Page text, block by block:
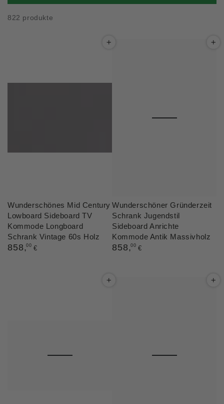
822 produkte
Wunderschönes Mid Century
Lowboard Sideboard TV
Kommode Longboard
Schrank Vintage 60s Holz
Regulärer
858,00 €
Wunderschöner Gründerzeit
Schrank Jugendstil
Sideboard Anrichte
Kommode Antik Massivholz
Regulärer
858,00 €